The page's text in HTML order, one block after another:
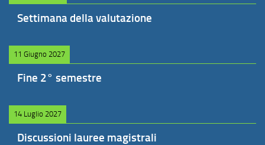
Settimana della valutazione
11 Giugno 2027
Fine 2° semestre
14 Luglio 2027
Discussioni lauree magistrali